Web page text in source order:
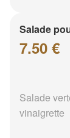
Salade
7.50 €
Salade
vinaigrette